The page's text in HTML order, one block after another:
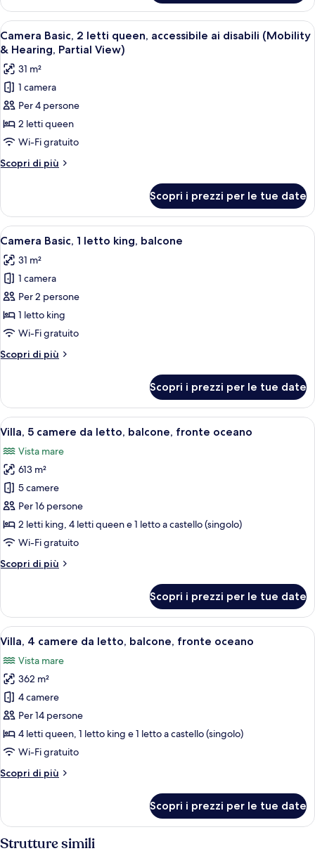
vista
baia
(Mobility
&
Hearing,
Roll-
in
Shower)
Basic,
letto
king,
accessibile
ai
disabili,
vista
baia
(Mobility
Hearing,
Roll-
in
Apri
tutte
le
foto
per
Camera
Basic,
2
letti
queen,
ai
disabili
(Mobility
&
Hearing,
Partial
View)
Cucina compatta con lavello,
3
Camera Basic, 2 letti queen, accessibile ai disabili (Mobility
& Hearing, Partial View)
31 m²
1 camera
Per 4 persone
2 letti queen
Wi-Fi gratuito
Scopri di più
Altri
Basic,
letti
accessibile
ai
(Mobility
&
Hearing,
Partial
View)
Scopri i prezzi per le tue date
Apri
tutte
le
foto
per
Camera
Basic,
letto
Camera d'albergo con un letto
4
Camera Basic, 1 letto king, balcone
31 m²
1 camera
Per 2 persone
1 letto king
Wi-Fi gratuito
Scopri di più
Altri
Basic,
letto
balcone
Scopri i prezzi per le tue date
Apri
tutte
le
foto
per
Villa,
5
camere
letto,
oceano
Villa, 5 camere da letto, balcone,
8
Villa, 5 camere da letto, balcone, fronte oceano
Vista mare
613 m²
5 camere
Per 16 persone
2 letti king, 4 letti queen e 1 letto a castello (singolo)
Wi-Fi gratuito
Scopri di più
Altri
5
camere
da
balcone,
fronte
oceano
Scopri i prezzi per le tue date
Apri
tutte
le
foto
per
Villa,
4
camere
letto,
oceano
Villa, 4 camere da letto, balcone,
10
Villa, 4 camere da letto, balcone, fronte oceano
Vista mare
362 m²
4 camere
Per 14 persone
4 letti queen, 1 letto king e 1 letto a castello (singolo)
Wi-Fi gratuito
Scopri di più
Altri
4
da
Scopri i prezzi per le tue date
Strutture simili